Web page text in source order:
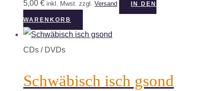
5,00 € inkl. Mwst. zzgl. Versand IN DEN
WARENKORB
CDs / DVDs
Schwäbisch isch gsond